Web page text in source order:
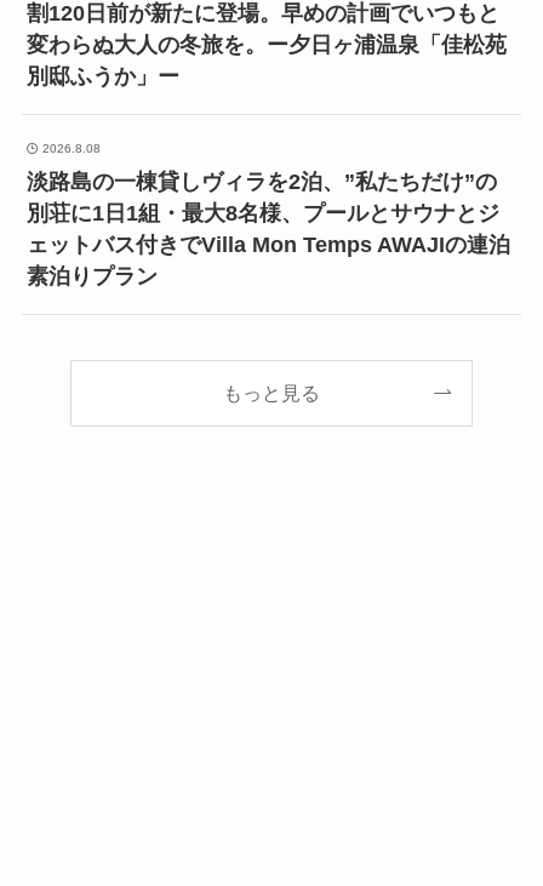
割120日前が新たに登場。早めの計画でいつもと
変わらぬ大人の冬旅を。ー夕日ヶ浦温泉「佳松苑
別邸ふうか」ー
2026.8.08
淡路島の一棟貸しヴィラを2泊、”私たちだけ”の
別荘に1日1組・最大8名様、プールとサウナとジ
ェットバス付きでVilla Mon Temps AWAJIの連泊
素泊りプラン
もっと見る